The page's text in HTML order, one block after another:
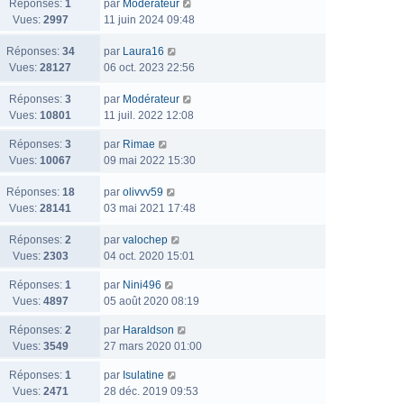
Réponses: 1
Vues: 2997
par Modérateur
11 juin 2024 09:48
Réponses: 34
Vues: 28127
par Laura16
06 oct. 2023 22:56
Réponses: 3
Vues: 10801
par Modérateur
11 juil. 2022 12:08
Réponses: 3
Vues: 10067
par Rimae
09 mai 2022 15:30
Réponses: 18
Vues: 28141
par olivvv59
03 mai 2021 17:48
Réponses: 2
Vues: 2303
par valochep
04 oct. 2020 15:01
Réponses: 1
Vues: 4897
par Nini496
05 août 2020 08:19
Réponses: 2
Vues: 3549
par Haraldson
27 mars 2020 01:00
Réponses: 1
Vues: 2471
par Isulatine
28 déc. 2019 09:53